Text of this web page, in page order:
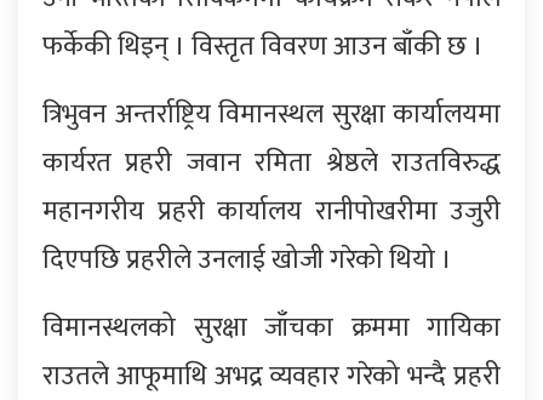
फर्केकी थिइन् । विस्तृत विवरण आउन बाँकी छ ।
त्रिभुवन अन्तर्राष्ट्रिय विमानस्थल सुरक्षा कार्यालयमा
कार्यरत प्रहरी जवान रमिता श्रेष्ठले राउतविरुद्ध
महानगरीय प्रहरी कार्यालय रानीपोखरीमा उजुरी
दिएपछि प्रहरीले उनलाई खोजी गरेको थियो ।
विमानस्थलको सुरक्षा जाँचका क्रममा गायिका
राउतले आफूमाथि अभद्र व्यवहार गरेको भन्दै प्रहरी